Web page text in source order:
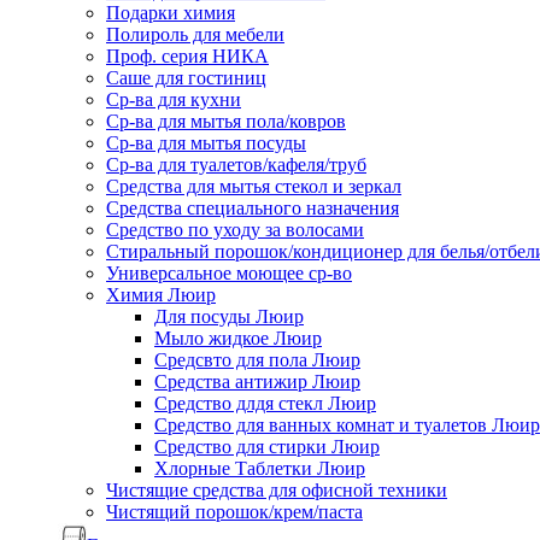
Подарки химия
Полироль для мебели
Проф. серия НИКА
Саше для гостиниц
Ср-ва для кухни
Ср-ва для мытья пола/ковров
Ср-ва для мытья посуды
Ср-ва для туалетов/кафеля/труб
Средства для мытья стекол и зеркал
Средства специального назначения
Средство по уходу за волосами
Стиральный порошок/кондиционер для белья/
Универсальное моющее ср-во
Химия Люир
Для посуды Люир
Мыло жидкое Люир
Средсвто для пола Люир
Средства антижир Люир
Средство длдя стекл Люир
Средство для ванных комнат и туалетов Люир
Средство для стирки Люир
Хлорные Таблетки Люир
Чистящие средства для офисной техники
Чистящий порошок/крем/паста